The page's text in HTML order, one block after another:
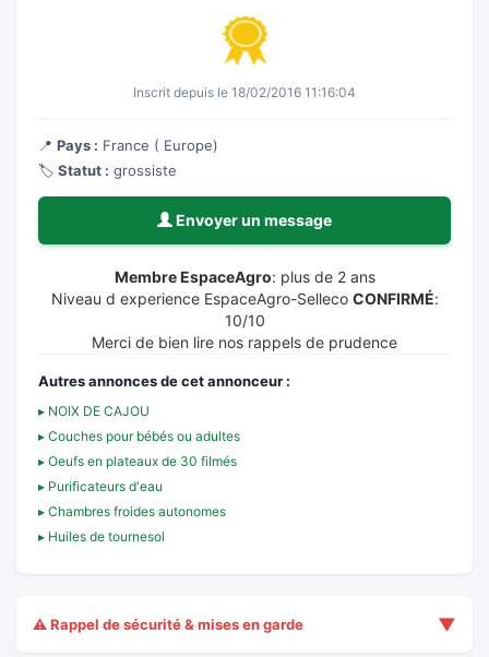
Inscrit depuis le 18/02/2016 11:16:04
📍 Pays : France ( Europe)
🏷️ Statut : grossiste
Envoyer un message
Membre EspaceAgro: plus de 2 ans
Niveau d experience EspaceAgro-Selleco CONFIRMÉ:
10/10
Merci de bien lire nos rappels de prudence
Autres annonces de cet annonceur :
▸ NOIX DE CAJOU
▸ Couches pour bébés ou adultes
▸ Oeufs en plateaux de 30 filmés
▸ Purificateurs d'eau
▸ Chambres froides autonomes
▸ Huiles de tournesol
⚠️ Rappel de sécurité & mises en garde ▼